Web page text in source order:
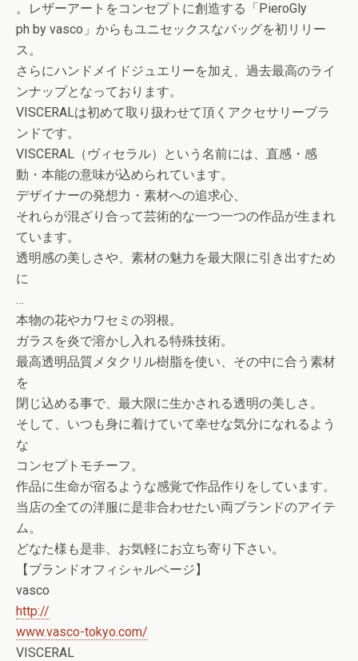
。
レザーアートをコンセプトに創造する「PieroGly
ph by vasco」からもユニセックスなバッグを初リリー
ス。
さらにハンドメイドジュエリーを加え、過去最高のライ
ンナップとなっております。
VISCERALは初めて取り扱わせて頂くアクセサリーブラ
ンドです。
VISCERAL（ヴィセラル）という名前には、直感・ 感
動・本能の意味が込められています。
デザイナーの発想力・素材への追求心、
それらが混ざり合って芸術的な一つ一つの作品が生まれ
ています。
透明感の美しさや、素材の魅力を最大限に引き出すため
に
…
本物の花やカワセミの羽根。
ガラスを炎で溶かし入れる特殊技術。
最高透明品質メタクリル樹脂を使い、その中に合う素材
を
閉じ込める事で、最大限に生かされる透明の美しさ。
そして、いつも身に着けていて幸せな気分になれるよう
な
コンセプトモチーフ。
作品に生命が宿るような感覚で作品作りをしています。
当店の全ての洋服に是非合わせたい両ブランドのアイテ
ム。
どなた様も是非、お気軽にお立ち寄り下さい。
【ブランドオフィシャルページ】
vasco
http://
www.vasco-tokyo.com/
VISCERAL